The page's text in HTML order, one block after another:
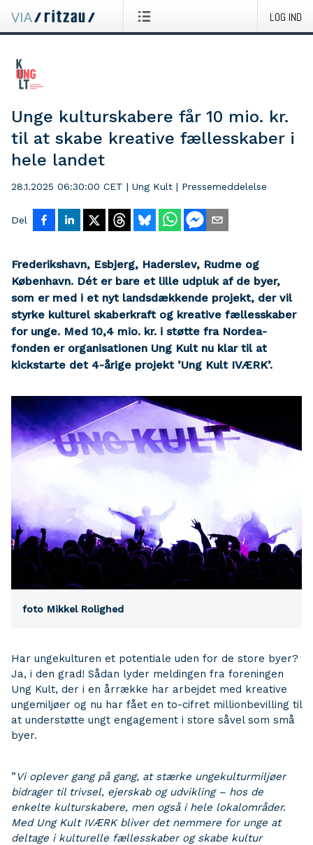
LOG IND
Unge kulturskabere får 10 mio. kr.
til at skabe kreative fællesskaber i
hele landet
28.1.2025 06:30:00 CET | Ung Kult | Pressemeddelelse
Del
Frederikshavn, Esbjerg, Haderslev, Rudme og
København. Dét er bare et lille udpluk af de byer,
som er med i et nyt landsdækkende projekt, der vil
styrke kulturel skaberkraft og kreative fællesskaber
for unge. Med 10,4 mio. kr. i støtte fra Nordea-
fonden er organisationen Ung Kult nu klar til at
kickstarte det 4-årige projekt ’Ung Kult IVÆRK’.
foto Mikkel Rolighed
Har ungekulturen et potentiale uden for de store byer?
Ja, i den grad! Sådan lyder meldingen fra foreningen
Ung Kult, der i en årrække har arbejdet med kreative
ungemiljøer og nu har fået en to-cifret millionbevilling til
at understøtte ungt engagement i store såvel som små
byer.
” Vi oplever gang på gang, at stærke ungekulturmiljøer
bidrager til trivsel, ejerskab og udvikling – hos de
enkelte kulturskabere, men også i hele lokalområder.
Med Ung Kult IVÆRK bliver det nemmere for unge at
deltage i kulturelle fællesskaber og skabe kultur